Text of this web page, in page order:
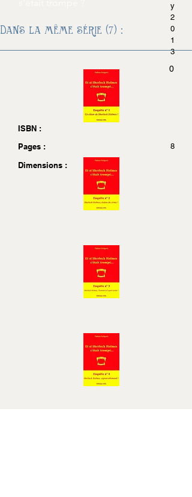
y
2
0
1
3
0
ISBN :
Pages :
8
Dimensions :
Dans la même série (7) :